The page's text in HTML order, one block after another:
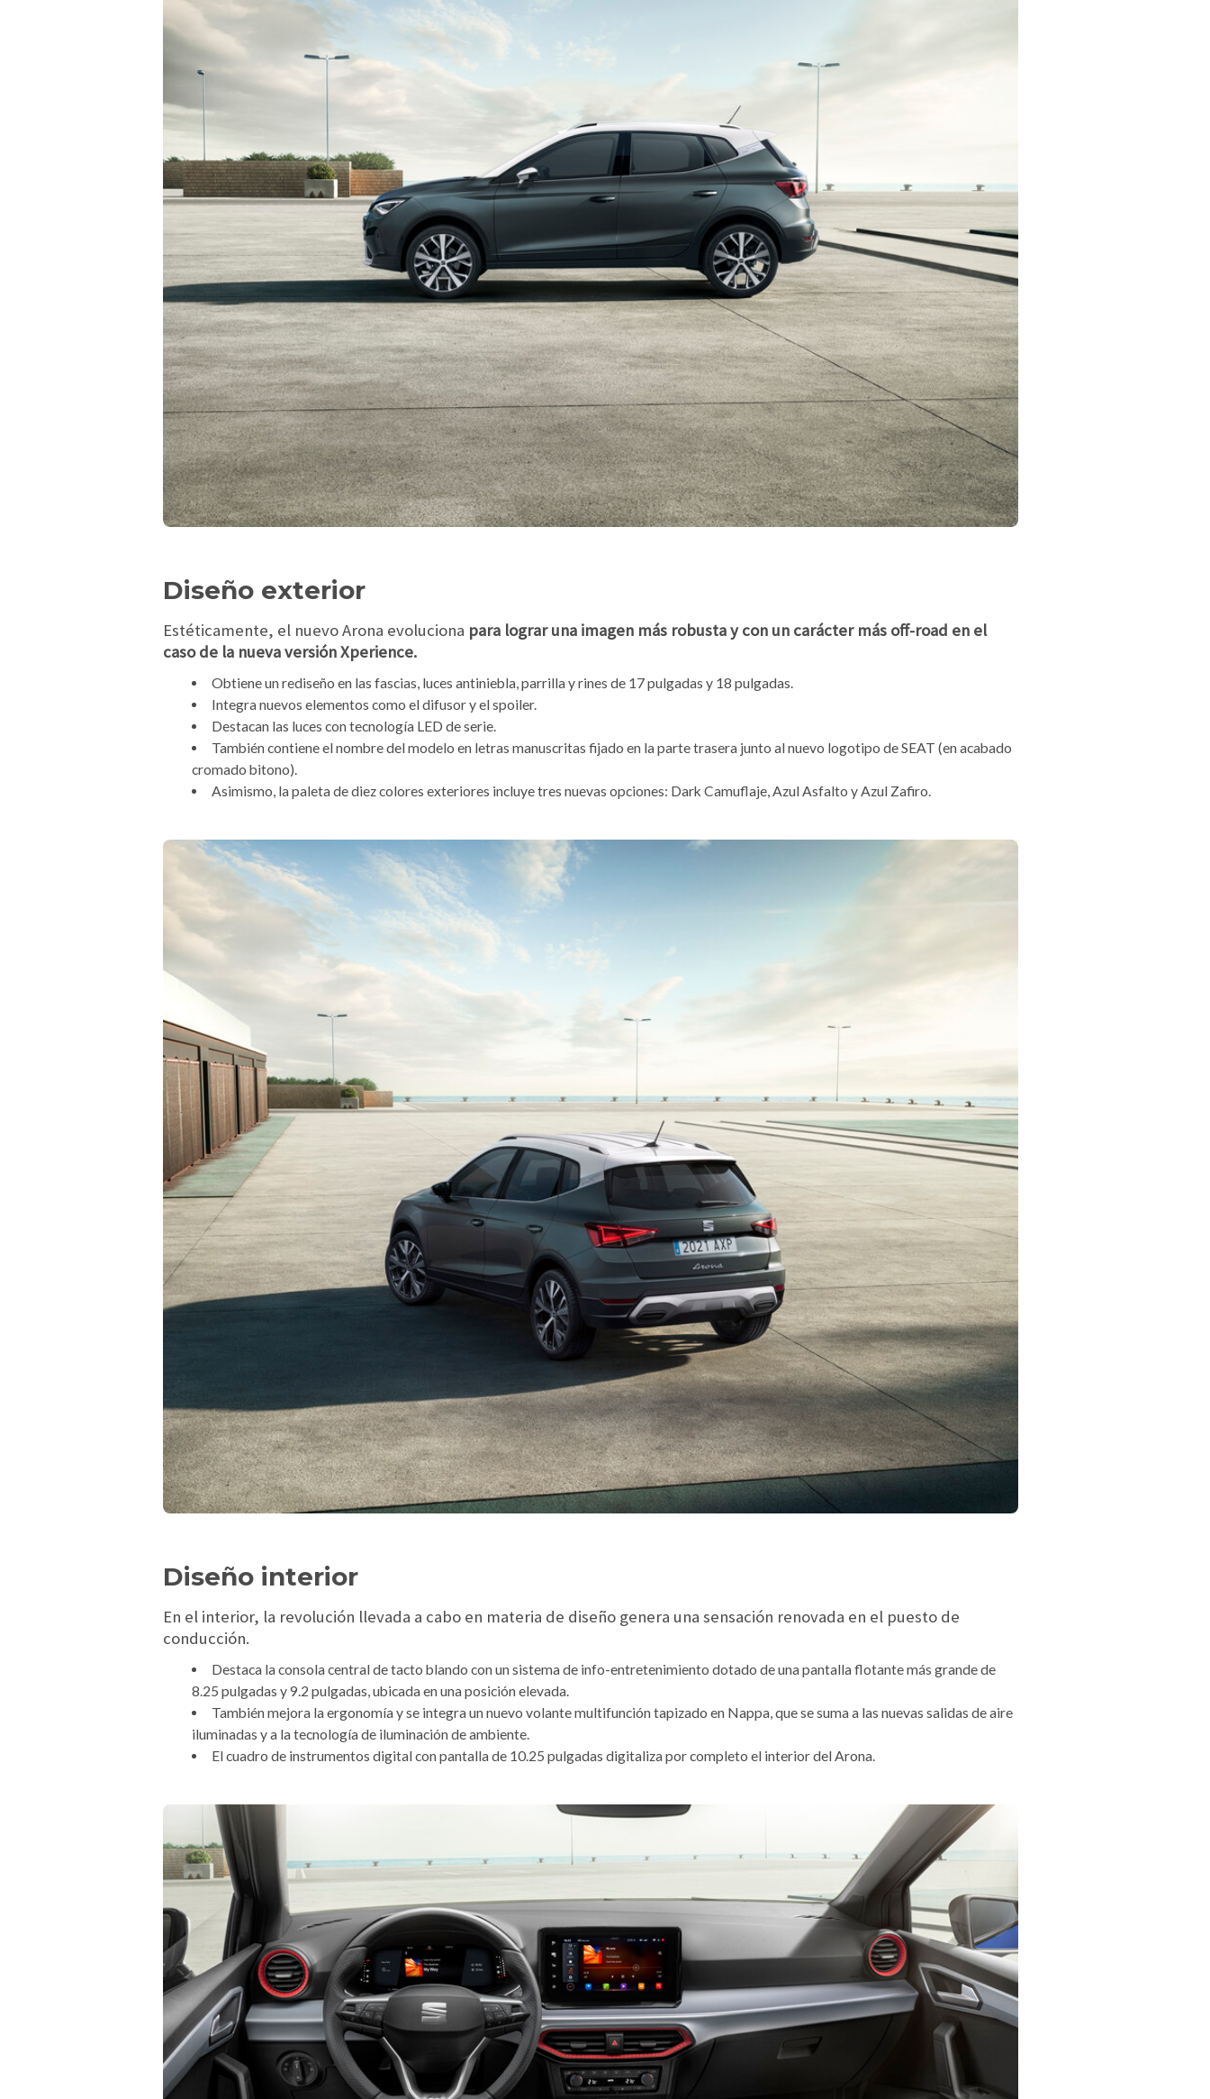
Diseño exterior
Estéticamente, el nuevo Arona evoluciona para lograr una imagen más robusta y con un carácter más off-road en el
caso de la nueva versión Xperience.
Obtiene un rediseño en las fascias, luces antiniebla, parrilla y rines de 17 pulgadas y 18 pulgadas.
Integra nuevos elementos como el difusor y el spoiler.
Destacan las luces con tecnología LED de serie.
También contiene el nombre del modelo en letras manuscritas fijado en la parte trasera junto al nuevo logotipo de SEAT (en acabado
cromado bitono).
Asimismo, la paleta de diez colores exteriores incluye tres nuevas opciones: Dark Camuflaje, Azul Asfalto y Azul Zafiro.
Diseño interior
En el interior, la revolución llevada a cabo en materia de diseño genera una sensación renovada en el puesto de
conducción.
Destaca la consola central de tacto blando con un sistema de info-entretenimiento dotado de una pantalla flotante más grande de
8.25 pulgadas y 9.2 pulgadas, ubicada en una posición elevada.
También mejora la ergonomía y se integra un nuevo volante multifunción tapizado en Nappa, que se suma a las nuevas salidas de aire
iluminadas y a la tecnología de iluminación de ambiente.
El cuadro de instrumentos digital con pantalla de 10.25 pulgadas digitaliza por completo el interior del Arona.